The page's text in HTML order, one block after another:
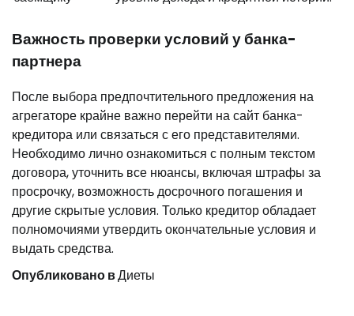
Важность проверки условий у банка-
партнера
После выбора предпочтительного предложения на
агрегаторе крайне важно перейти на сайт банка-
кредитора или связаться с его представителями.
Необходимо лично ознакомиться с полным текстом
договора, уточнить все нюансы, включая штрафы за
просрочку, возможность досрочного погашения и
другие скрытые условия. Только кредитор обладает
полномочиями утвердить окончательные условия и
выдать средства.
Опубликовано вДиеты